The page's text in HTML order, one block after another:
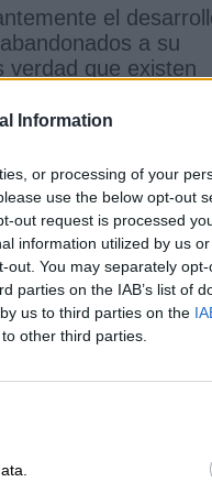
Information
or processing of your
use the below opt-out
out request is processed
information utilized by us
You may separately
parties on the IAB’s list of
us to third parties on the
other third parties.
el
a su
verdad que existen
Vicente Ferrer,
que todo su
de la miseria,
será un primer
un niño,